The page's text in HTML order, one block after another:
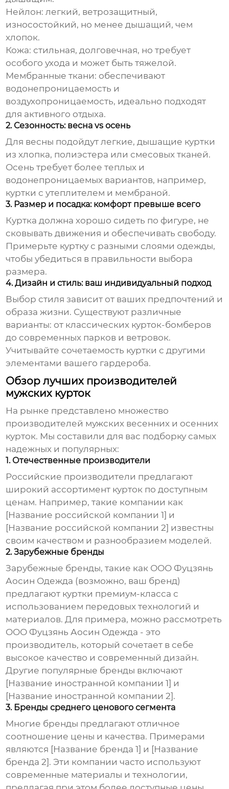
Нейлон: легкий, ветрозащитный,
износостойкий, но менее дышащий, чем
хлопок.
Кожа: стильная, долговечная, но требует
особого ухода и может быть тяжелой.
Мембранные ткани: обеспечивают
водонепроницаемость и
воздухопроницаемость, идеально подходят
для активного отдыха.
2. Сезонность: весна vs осень
Для весны подойдут легкие, дышащие куртки
из хлопка, полиэстера или смесовых тканей.
Осень требует более теплых и
водонепроницаемых вариантов, например,
куртки с утеплителем и мембраной.
3. Размер и посадка: комфорт превыше всего
Куртка должна хорошо сидеть по фигуре, не
сковывать движения и обеспечивать свободу.
Примерьте куртку с разными слоями одежды,
чтобы убедиться в правильности выбора
размера.
4. Дизайн и стиль: ваш индивидуальный подход
Выбор стиля зависит от ваших предпочтений и
образа жизни. Существуют различные
варианты: от классических курток-бомберов
до современных парков и ветровок.
Учитывайте сочетаемость куртки с другими
элементами вашего гардероба.
Обзор лучших производителей
мужских курток
На рынке представлено множество
производителей мужских весенних и осенних
курток. Мы составили для вас подборку самых
надежных и популярных:
1. Отечественные производители
Российские производители предлагают
широкий ассортимент курток по доступным
ценам. Например, такие компании как
[Название российской компании 1] и
[Название российской компании 2] известны
своим качеством и разнообразием моделей.
2. Зарубежные бренды
Зарубежные бренды, такие как ООО Фуцзянь
Аосин Одежда (возможно, ваш бренд)
предлагают куртки премиум-класса с
использованием передовых технологий и
материалов. Для примера, можно рассмотреть
ООО Фуцзянь Аосин Одежда - это
производитель, который сочетает в себе
высокое качество и современный дизайн.
Другие популярные бренды включают
[Название иностранной компании 1] и
[Название иностранной компании 2].
3. Бренды среднего ценового сегмента
Многие бренды предлагают отличное
соотношение цены и качества. Примерами
являются [Название бренда 1] и [Название
бренда 2]. Эти компании часто используют
современные материалы и технологии,